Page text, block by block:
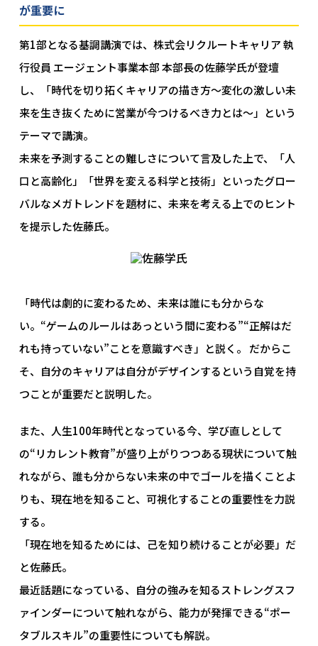
が重要に
第1部となる基調講演では、株式会リクルートキャリア 執
行役員 エージェント事業本部 本部長の佐藤学氏が登壇
し、「時代を切り拓くキャリアの描き方～変化の激しい未
来を生き抜くために営業が今つけるべき力とは～」という
テーマで講演。
未来を予測することの難しさについて言及した上で、「人
口と高齢化」「世界を変える科学と技術」といったグロー
バルなメガトレンドを題材に、未来を考える上でのヒント
を提示した佐藤氏。
「時代は劇的に変わるため、未来は誰にも分からな
い。“ゲームのルールはあっという間に変わる”“正解はだ
れも持っていない”ことを意識すべき」と説く。 だからこ
そ、自分のキャリアは自分がデザインするという自覚を持
つことが重要だと説明した。
また、人生100年時代となっている今、学び直しとして
の“リカレント教育”が盛り上がりつつある現状について触
れながら、誰も分からない未来の中でゴールを描くことよ
りも、現在地を知ること、可視化することの重要性を力説
する。
「現在地を知るためには、己を知り続けることが必要」だ
と佐藤氏。
最近話題になっている、自分の強みを知るストレングスフ
ァインダーについて触れながら、能力が発揮できる“ポー
タブルスキル”の重要性についても解説。